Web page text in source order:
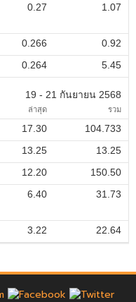
0.27 1.07
0.266
0.92
0.264 5.45
19 - 21 กันยายน 2568
ล่าสุด รวม
17.30
104.733
13.25
13.25
12.20
150.50
6.40 31.73
3.22 22.64